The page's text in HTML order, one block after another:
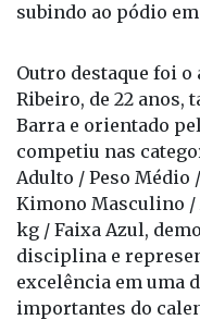
subindo ao pódio
Outro destaque foi
Ribeiro, de 22 anos,
Barra e orientado
competiu nas
Adulto / Peso Médio
Kimono Masculino /
kg / Faixa Azul,
disciplina e
excelência em uma
importantes do